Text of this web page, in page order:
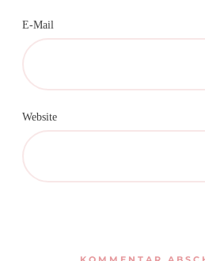
E-Mail
Website